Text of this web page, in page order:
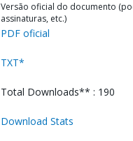
Versão oficial do documento
assinaturas, etc.)
PDF oficial
TXT*
Total Downloads** : 190
Download Stats